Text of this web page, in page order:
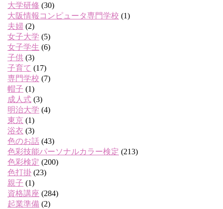
大学研修 (30)
大阪情報コンピュータ専門学校 (1)
夫婦 (2)
女子大学 (5)
女子学生 (6)
子供 (3)
子育て (17)
専門学校 (7)
帽子 (1)
成人式 (3)
明治大学 (4)
東京 (1)
浴衣 (3)
色のお話 (43)
色彩技能パーソナルカラー検定 (213)
色彩検定 (200)
色打掛 (23)
親子 (1)
資格講座 (284)
起業準備 (2)